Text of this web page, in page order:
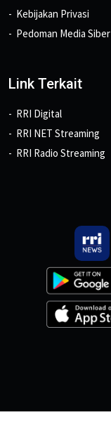
Kebijakan Privasi
Pedoman Media Siber
Link Terkait
RRI Digital
RRI NET Streaming
RRI Radio Streaming